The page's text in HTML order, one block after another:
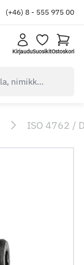
(+46) 8 - 555 975 00
KirjauduSuosikitOstoskori
ISO 4762 /